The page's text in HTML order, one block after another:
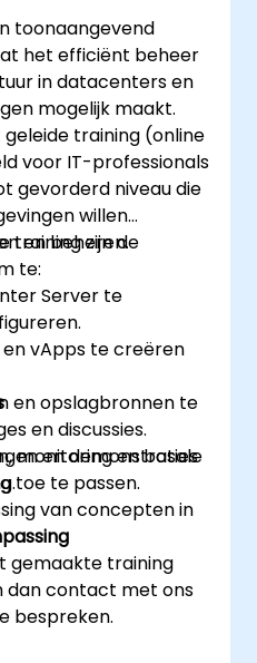
toonaangevend
het efficiënt beheer
in datacenters en
mogelijk maakt.
training (online
voor IT-professionals
gevorderd niveau die
willen
en beheren.
training zijn de
te:
Server te
vApps te creëren
en opslagbronnen te
monitoring en basale
toe te passen.
en discussies.
en demonstraties
van concepten in
gemaakte training
dan contact met ons
bespreken.